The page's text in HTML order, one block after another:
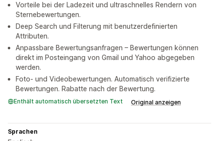
Vorteile bei der Ladezeit und ultraschnelles Rendern von
Sternebewertungen.
Deep Search und Filterung mit benutzerdefinierten
Attributen.
Anpassbare Bewertungsanfragen – Bewertungen können
direkt im Posteingang von Gmail und Yahoo abgegeben
werden.
Foto- und Videobewertungen. Automatisch verifizierte
Bewertungen. Rabatte nach der Bewertung.
Enthält automatisch übersetzten Text Original anzeigen
Sprachen